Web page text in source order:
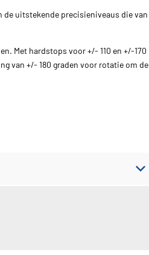
de uitstekende precisieniveaus die van
Met hardstops voor +/- 110 en +/-170
van +/- 180 graden voor rotatie om de